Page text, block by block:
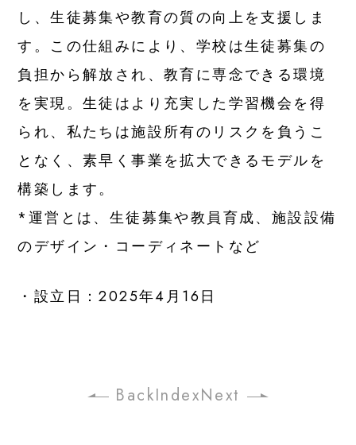
し、生徒募集や教育の質の向上を支援しま
す。この仕組みにより、学校は生徒募集の
負担から解放され、教育に専念できる環境
を実現。生徒はより充実した学習機会を得
られ、私たちは施設所有のリスクを負うこ
となく、素早く事業を拡大できるモデルを
構築します。
*運営とは、生徒募集や教員育成、施設設備
のデザイン・コーディネートなど
・設立日：2025年4月16日
BackIndexNext